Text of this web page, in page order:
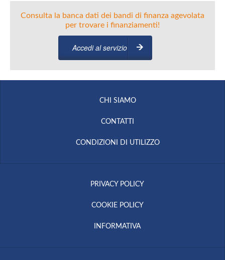
Consulta la banca dati dei bandi di finanza agevolata
per trovare i finanziamenti!
Accedi al servizio
CHI SIAMO
CONTATTI
CONDIZIONI DI UTILIZZO
PRIVACY POLICY
COOKIE POLICY
INFORMATIVA